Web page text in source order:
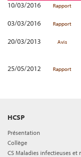
10/03/2016
Rapport
03/03/2016
Rapport
20/03/2013
Avis
25/05/2012
Rapport
HCSP
Présentation
Collège
CS Maladies infectieuses et